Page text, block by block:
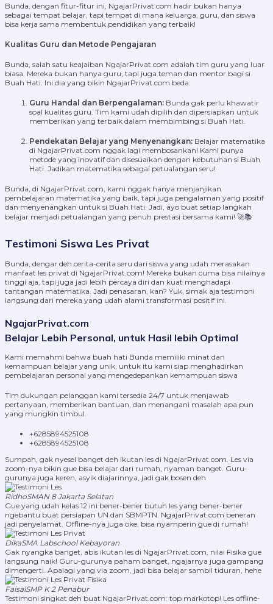
Bunda, dengan fitur-fitur ini, NgajarPrivat.com hadir bukan hanya
sebagai tempat belajar, tapi tempat di mana keluarga, guru, dan siswa
bisa kerja sama membentuk pendidikan yang terbaik!
Kualitas Guru dan Metode Pengajaran
Bunda, salah satu keajaiban NgajarPrivat.com adalah tim guru yang luar
biasa. Mereka bukan hanya guru, tapi juga teman dan mentor bagi si
Buah Hati. Ini dia yang bikin NgajarPrivat.com beda:
Guru Handal dan Berpengalaman: Bunda gak perlu khawatir
soal kualitas guru. Tim kami udah dipilih dan dipersiapkan untuk
memberikan yang terbaik dalam membimbing si Buah Hati.
Pendekatan Belajar yang Menyenangkan: Belajar matematika
di NgajarPrivat.com nggak lagi membosankan! Kami punya
metode yang inovatif dan disesuaikan dengan kebutuhan si Buah
Hati. Jadikan matematika sebagai petualangan seru!
Bunda, di NgajarPrivat.com, kami nggak hanya menjanjikan
pembelajaran matematika yang baik, tapi juga pengalaman yang positif
dan menyenangkan untuk si Buah Hati. Jadi, ayo buat setiap langkah
belajar menjadi petualangan yang penuh prestasi bersama kami! 🚀📚
Testimoni Siswa Les Privat
Bunda, dengar deh cerita-cerita seru dari siswa yang udah merasakan
manfaat les privat di NgajarPrivat.com! Mereka bukan cuma bisa nilainya
tinggi aja, tapi juga jadi lebih percaya diri dan kuat menghadapi
tantangan matematika. Jadi penasaran, kan? Yuk, simak aja testimoni
langsung dari mereka yang udah alami transformasi positif ini.
NgajarPrivat.com
Belajar Lebih Personal, untuk Hasil lebih Optimal
Kami memahmi bahwa buah hati Bunda memiliki minat dan
kemampuan belajar yang unik, untuk itu kami siap menghadirkan
pembelajaran personal yang mengedepankan kemampuan siswa
Tim dukungan pelanggan kami tersedia 24/7 untuk menjawab
pertanyaan, memberikan bantuan, dan menangani masalah apa pun
yang mungkin timbul.
+6285894525108
+6285894525108
Sumpah, gak nyesel banget deh ikutan les di NgajarPrivat.com. Les via
zoom-nya bikin gue bisa belajar dari rumah, nyaman banget. Guru-
gurunya juga keren, asyik diajarinnya, jadi gak bosen deh
RidhoSMAN 8 Jakarta Selatan
Gue yang udah kelas 12 ini bener-bener butuh les yang bener-bener
ngebantu buat persiapan UN dan SBMPTN. NgajarPrivat.com beneran
jadi penyelamat. Offline-nya juga oke, bisa nyamperin gue di rumah!
DikaSMA Labschool Kebayoran
Gak nyangka banget, abis ikutan les di NgajarPrivat.com, nilai Fisika gue
langsung naik! Guru-gurunya paham banget, ngajarnya juga gampang
dimengerti. Apalagi yang via zoom, jadi bisa belajar sambil tiduran, hehe
FaisalSMP K 2 Penabur
Testimoni singkat deh buat NgajarPrivat.com: top markotop! Les offline-